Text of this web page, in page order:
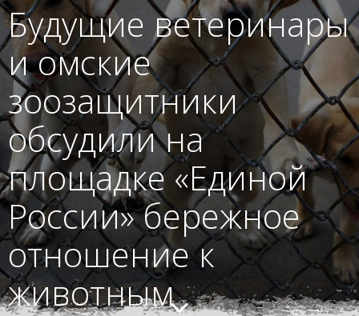
Будущие ветеринары
и омские
зоозащитники
обсудили на
площадке «Единой
России» бережное
отношение к
животным